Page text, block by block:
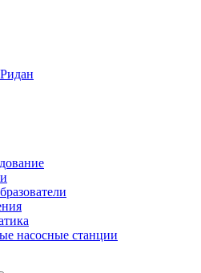
насосные станции